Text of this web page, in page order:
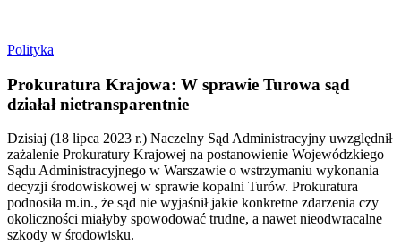
Polityka
Prokuratura Krajowa: W sprawie Turowa sąd
działał nietransparentnie
Dzisiaj (18 lipca 2023 r.) Naczelny Sąd Administracyjny uwzględnił
zażalenie Prokuratury Krajowej na postanowienie Wojewódzkiego
Sądu Administracyjnego w Warszawie o wstrzymaniu wykonania
decyzji środowiskowej w sprawie kopalni Turów. Prokuratura
podnosiła m.in., że sąd nie wyjaśnił jakie konkretne zdarzenia czy
okoliczności miałyby spowodować trudne, a nawet nieodwracalne
szkody w środowisku.